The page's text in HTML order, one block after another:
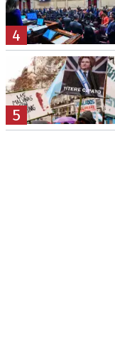
4
5